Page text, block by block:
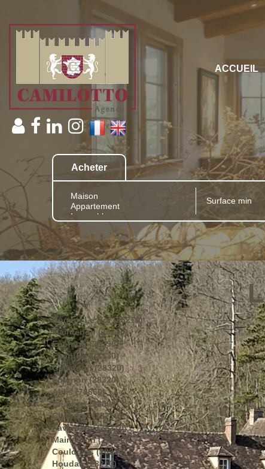
ACCUEIL
Acheter
Nogent Le Roi (28210)
Maintenon (28130)
Epernon (28230)
Epernon (28130)
Gallardon (28320)
Epernon (28320)
Ablis (78660)
Chartres (28000)
Chaudon (28210)
Faverolles (28210)
Maintenon (28210)
Coulombs (28210)
Houdan (28210)